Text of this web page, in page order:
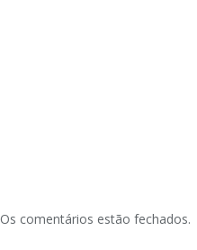
Os comentários estão fechados.